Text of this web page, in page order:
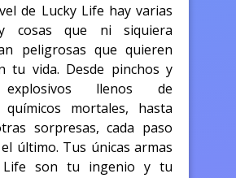
de Lucky Life hay varias
cosas que ni siquiera
peligrosas que quieren
tu vida. Desde pinchos y
llenos de
químicos mortales, hasta
sorpresas, cada paso
último. Tus únicas armas
Life son tu ingenio y tu